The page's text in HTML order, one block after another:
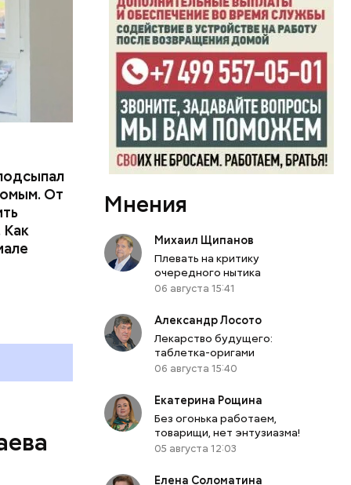
От
Мнения
Михаил Щипанов
Плевать на критику
очередного нытика
06 августа 15:41
Александр Лосото
Лекарство будущего:
таблетка-оригами
06 августа 15:40
Екатерина Рощина
Без огонька работаем,
товарищи, нет энтузиазма!
05 августа 12:03
Елена Соломатина